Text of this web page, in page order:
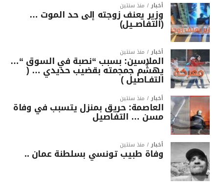
أخبار منذ سنتين
وزير يعنف زوجته إلى حد الموت …
(التفاصــيل)
أخبار منذ سنتين
الملاسين: بسبب “نصبة في السوق “…
يهشّم جمجمته بقضيب حديدي … (
التفـاصيل )
أخبار منذ سنتين
العاصمة: حريق بمنزل يتسبب في وفاة
مسن … التفاصيل
أخبار منذ سنتين
وفاة طبيب تونسي بسلطنة عمان ..